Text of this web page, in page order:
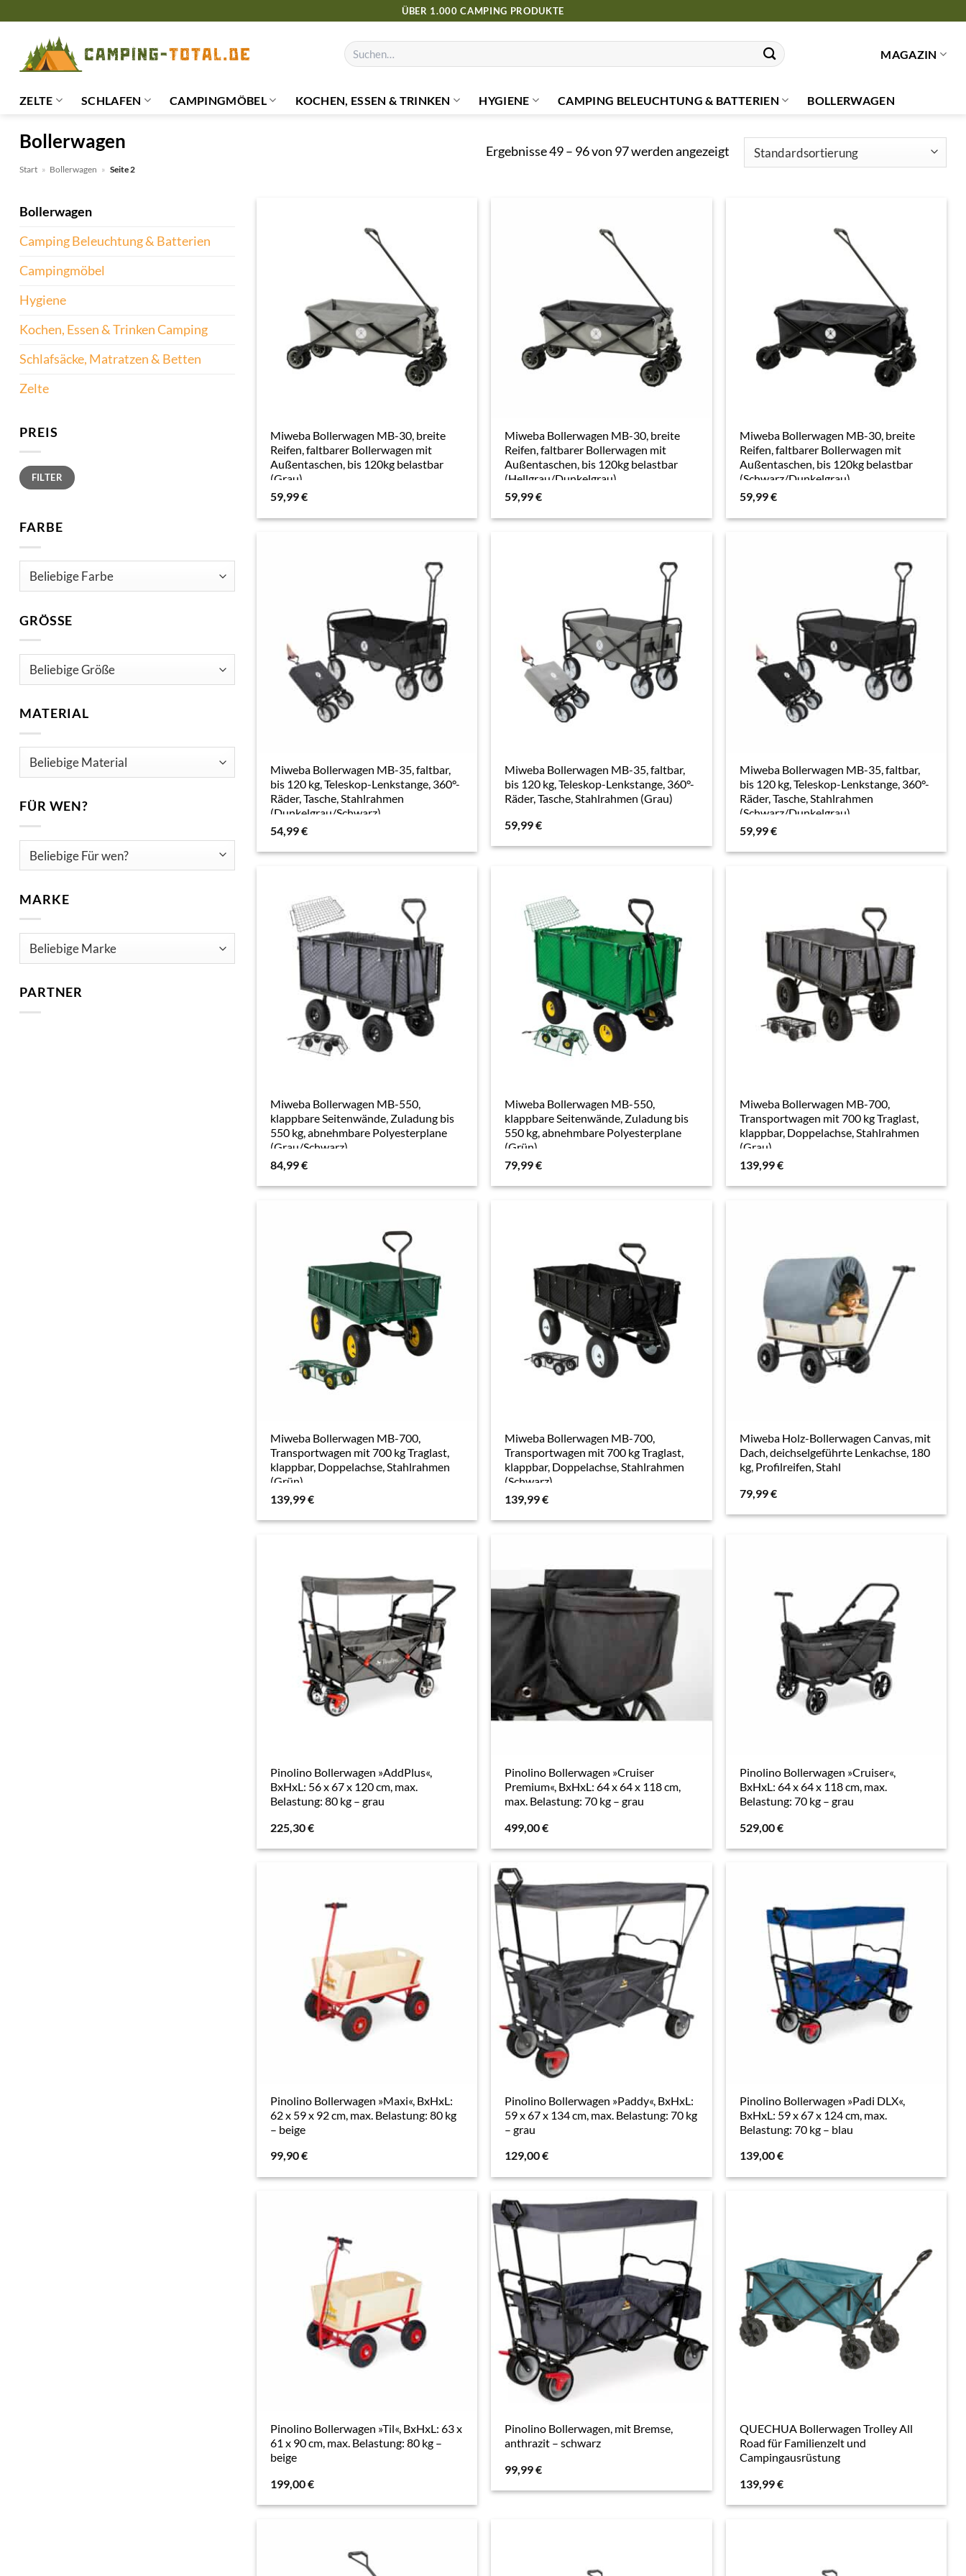
springen
ÜBER 1.000 CAMPING PRODUKTE
Suchen
nach:
MAGAZIN
ZELTE SCHLAFEN CAMPINGMÖBEL KOCHEN, ESSEN & TRINKEN HYGIENE CAMPING BELEUCHTUNG & BATTERIEN BOLLERWAGEN
Bollerwagen
Start » Bollerwagen » Seite 2
Ergebnisse 49 – 96 von 97 werden angezeigt
Bollerwagen
Camping Beleuchtung & Batterien
Campingmöbel
Hygiene
Kochen, Essen & Trinken Camping
Schlafsäcke, Matratzen & Betten
Zelte
PREIS
Min.
Preis
Max.
PreisFILTER
FARBE
GRÖSSE
MATERIAL
FÜR WEN?
MARKE
PARTNER
Miweba Bollerwagen MB-30, breite
Reifen, faltbarer Bollerwagen mit
Außentaschen, bis 120kg belastbar
(Grau)
59,99€
Miweba Bollerwagen MB-30, breite
Reifen, faltbarer Bollerwagen mit
Außentaschen, bis 120kg belastbar
(Hellgrau/Dunkelgrau)
59,99€
Miweba Bollerwagen MB-30, breite
Reifen, faltbarer Bollerwagen mit
Außentaschen, bis 120kg belastbar
(Schwarz/Dunkelgrau)
59,99€
Miweba Bollerwagen MB-35, faltbar,
bis 120 kg, Teleskop-Lenkstange, 360°-
Räder, Tasche, Stahlrahmen
(Dunkelgrau/Schwarz)
54,99€
Miweba Bollerwagen MB-35, faltbar,
bis 120 kg, Teleskop-Lenkstange, 360°-
Räder, Tasche, Stahlrahmen (Grau)
59,99€
Miweba Bollerwagen MB-35, faltbar,
bis 120 kg, Teleskop-Lenkstange, 360°-
Räder, Tasche, Stahlrahmen
(Schwarz/Dunkelgrau)
59,99€
Miweba Bollerwagen MB-550,
klappbare Seitenwände, Zuladung bis
550 kg, abnehmbare Polyesterplane
(Grau/Schwarz)
84,99€
Miweba Bollerwagen MB-550,
klappbare Seitenwände, Zuladung bis
550 kg, abnehmbare Polyesterplane
(Grün)
79,99€
Miweba Bollerwagen MB-700,
Transportwagen mit 700 kg Traglast,
klappbar, Doppelachse, Stahlrahmen
(Grau)
139,99€
Miweba Bollerwagen MB-700,
Transportwagen mit 700 kg Traglast,
klappbar, Doppelachse, Stahlrahmen
(Grün)
139,99€
Miweba Bollerwagen MB-700,
Transportwagen mit 700 kg Traglast,
klappbar, Doppelachse, Stahlrahmen
(Schwarz)
139,99€
Miweba Holz-Bollerwagen Canvas, mit
Dach, deichselgeführte Lenkachse, 180
kg, Profilreifen, Stahl
79,99€
Pinolino Bollerwagen »AddPlus«,
BxHxL: 56 x 67 x 120 cm, max.
Belastung: 80 kg – grau
225,30€
Pinolino Bollerwagen »Cruiser
Premium«, BxHxL: 64 x 64 x 118 cm,
max. Belastung: 70 kg – grau
499,00€
Pinolino Bollerwagen »Cruiser«,
BxHxL: 64 x 64 x 118 cm, max.
Belastung: 70 kg – grau
529,00€
Pinolino Bollerwagen »Maxi«, BxHxL:
62 x 59 x 92 cm, max. Belastung: 80 kg
– beige
99,90€
Pinolino Bollerwagen »Paddy«, BxHxL:
59 x 67 x 134 cm, max. Belastung: 70 kg
– grau
129,00€
Pinolino Bollerwagen »Padi DLX«,
BxHxL: 59 x 67 x 124 cm, max.
Belastung: 70 kg – blau
139,00€
Pinolino Bollerwagen »Til«, BxHxL: 63 x
61 x 90 cm, max. Belastung: 80 kg –
beige
199,00€
Pinolino Bollerwagen, mit Bremse,
anthrazit – schwarz
99,99€
QUECHUA Bollerwagen Trolley All
Road für Familienzelt und
Campingausrüstung
139,99€